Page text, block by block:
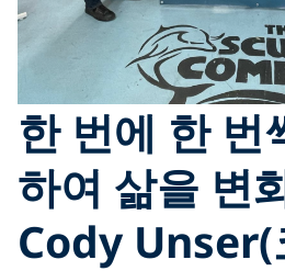
한 번에 한 번
하여 삶을 변
Cody Unser(